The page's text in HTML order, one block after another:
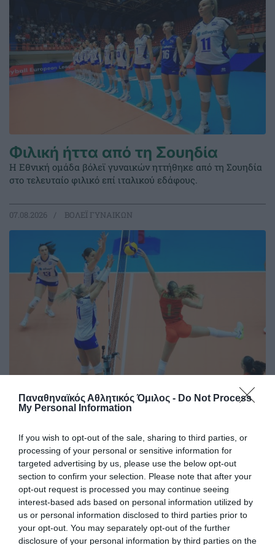
Παναθηναϊκός Αθλητικός Όμιλος - Do Not Process
My Personal Information
If you wish to opt-out of the sale, sharing to third parties, or
processing of your personal or sensitive information for
targeted advertising by us, please use the below opt-out
section to confirm your selection. Please note that after your
opt-out request is processed you may continue seeing
interest-based ads based on personal information utilized by
us or personal information disclosed to third parties prior to
your opt-out. You may separately opt-out of the further
disclosure of your personal information by third parties on the
Φιλική ήττα από τη Σουηδία
Η Εθνική ομάδα βόλεϊ γυναικών ηττήθηκε από τη Σουηδία
στο τελευταίο φιλικό επί ιταλικού εδάφους.
07.08.2026 ΒΟΛΕΪ ΓΥΝΑΙΚΩΝ
Ήττα από την Ιταλία στο τάι
Στο δεύτερο ματς του τουρνουά που διεξάγεται στο
Ουρμπίνο το αντιπροσωπευτικό μας συγκρότημα ηττήθηκε
στο τάι μπρέικ από τη Μεσογειακή ομάδα της Ιταλίας.
06.08.2026 ΒΟΛΕΪ ΓΥΝΑΙΚΩΝ